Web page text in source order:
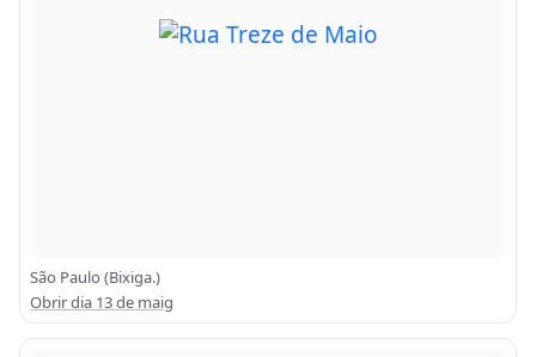
São Paulo (Bixiga.)
Obrir dia 13 de maig